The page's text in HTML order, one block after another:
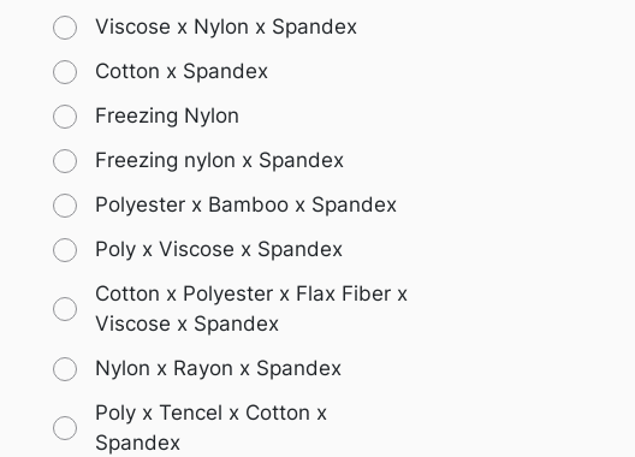
Viscose x Nylon x Spandex
Cotton x Spandex
Freezing Nylon
Freezing nylon x Spandex
Polyester x Bamboo x Spandex
Poly x Viscose x Spandex
Cotton x Polyester x Flax Fiber x
Viscose x Spandex
Nylon x Rayon x Spandex
Poly x Tencel x Cotton x
Spandex